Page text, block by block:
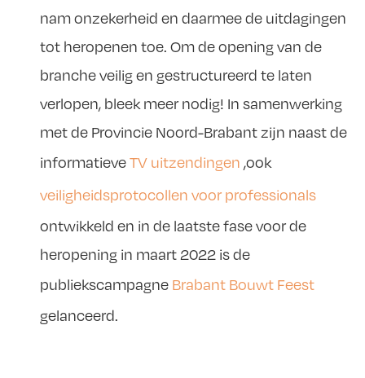
nam onzekerheid en daarmee de uitdagingen
tot heropenen toe. Om de opening van de
branche veilig en gestructureerd te laten
verlopen, bleek meer nodig! In samenwerking
met de Provincie Noord-Brabant zijn naast de
informatieveTV uitzendingen ,ook
veiligheidsprotocollen voor professionals
ontwikkeld en in de laatste fase voor de
heropening in maart 2022 is de
publiekscampagne Brabant Bouwt Feest
gelanceerd.